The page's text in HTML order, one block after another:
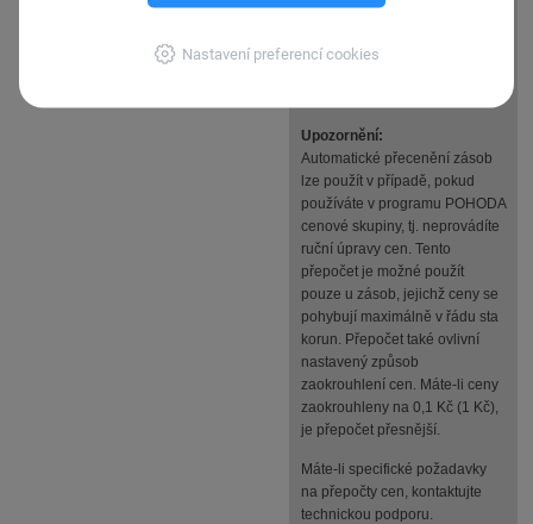
Nastavení preferencí cookies
účetní jednotku přes agendu
Přecenění je nevratná operace.
Upozornění:
Automatické přecenění zásob
lze použít v případě, pokud
používáte v programu POHODA
cenové skupiny, tj. neprovádíte
ruční úpravy cen. Tento
přepočet je možné použít
pouze u zásob, jejichž ceny se
pohybují maximálně v řádu sta
korun. Přepočet také ovlivní
nastavený způsob
zaokrouhlení cen. Máte-li ceny
zaokrouhleny na 0,1 Kč (1 Kč),
je přepočet přesnější.
Máte-li specifické požadavky
na přepočty cen, kontaktujte
technickou podporu.